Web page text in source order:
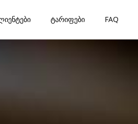
ტარიფები FAQ
ბლოგი